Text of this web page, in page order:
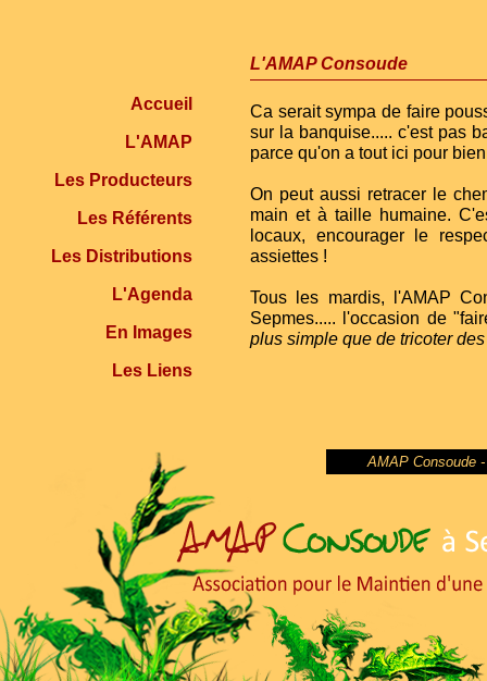
Accueil
L'AMAP
Les Producteurs
Les Référents
Les Distributions
L'Agenda
En Images
Les Liens
L'AMAP Consoude
Ca serait sympa de faire
sur la banquise..... c'est pas
parce qu'on a tout ici pour
On peut aussi retracer le
main et à taille humaine.
locaux, encourager le
assiettes !
Tous les mardis, l'AMAP
Sepmes..... l'occasion de
plus simple que de tricoter
AMAP Consoude